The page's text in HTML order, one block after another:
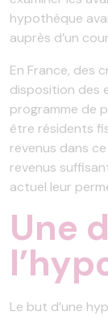
hypothèque
auprès d’un
En France, des
disposition des
programme de
être résidents
revenus dans
revenus
actuel leur
Une
Le but d’une